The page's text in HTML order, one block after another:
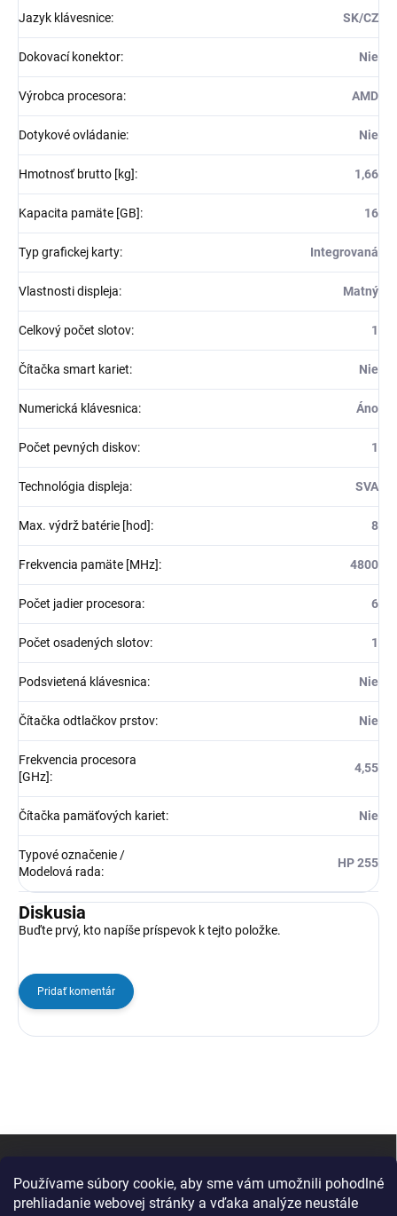
Používame súbory cookie, aby sme vám umožnili pohodlné
prehliadanie webovej stránky a vďaka analýze neustále
Jazyk klávesnice: SK/CZ
Dokovací konektor: Nie
Výrobca procesora: AMD
Dotykové ovládanie: Nie
Hmotnosť brutto [kg]: 1,66
Kapacita pamäte [GB]: 16
Typ grafickej karty: Integrovaná
Vlastnosti displeja: Matný
Celkový počet slotov: 1
Čítačka smart kariet: Nie
Numerická klávesnica: Áno
Počet pevných diskov: 1
Technológia displeja: SVA
Max. výdrž batérie [hod]: 8
Frekvencia pamäte [MHz]: 4800
Počet jadier procesora: 6
Počet osadených slotov: 1
Podsvietená klávesnica: Nie
Čítačka odtlačkov prstov: Nie
Frekvencia procesora
[GHz]:
4,55
Čítačka pamäťových kariet: Nie
Typové označenie /
Modelová rada:
HP 255
Diskusia
Buďte prvý, kto napíše príspevok k tejto položke.
Pridať komentár